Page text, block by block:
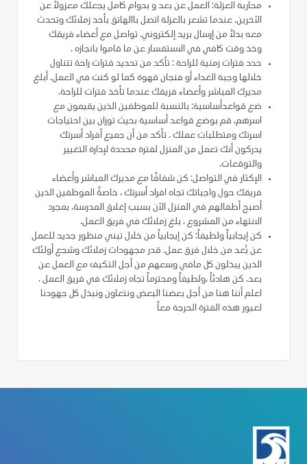
محاربة العزلة: العمل عن بعد و بدوام كامل يجعلك معزولاً عن
الآخرين. عندما تشعر بالعزلة اتصل باالهاتق بأحد زملائك وتحدث
معه بدلاً من إرسال بريد إلكتروني. تواصل مع أعضاء فريقك
وخذ وقت كافي في الاستفسار عن ما قاموا بانجازه .
حدد فترات زمنية للراحة : تأكد من تحديد فترات راحة تتناول
خلالها وجبة الغداء أو فنجان قهوة كما لو كنت في العمل. أبلغ
مديرك المباشر وأعضاء فريقك عندما تأخذ فترات للراحة.
ضع قواعدأساسية: بالنسبة للموظفين الذين يقيمون مع
اسرهم، قم بوضع قواعد أساسية بحيث توزان بين احتياجات
اسرتك ومتطلبات عملك . تأكد من أن جميع أفراد أسرتك
يدركون أنك تعمل من المنزل لفترة محددة لإدارة التغيير
والتوقعات.
الإكثار في التواصل: كن شفافًا مع مديرك المباشر وأعضاء
فريقك حول واجباتك تجاه افراد أسرتك ، خاصةً الموظفين الذين
أصبح أطفالهم في المنزل الآن بسبب إغلاق المدرسة. بمجرد
الانتهاء من المشروع ، بلغ زملائك في فريق العمل.
كن إيجابياً ولطيفاً: كن إيجابياً من خلال تبني منظور جديد للعمل
عن بُعد من خلال فرق عمل. قدر مجهودات زملائك وشجع أولئك
الذين يبذلون كل مافي وسعهم من أجل التكيف مع العمل عن
بعد. كن هادئاً ،ولطيفاً ومحترماً تجاه زملائك في فريق العمل .
اعلم أننا هنا من أجل بعضنا البعض ونتعاون ونبذل كل جهودنا
لعبور هذه الفترة الحرجة معاً